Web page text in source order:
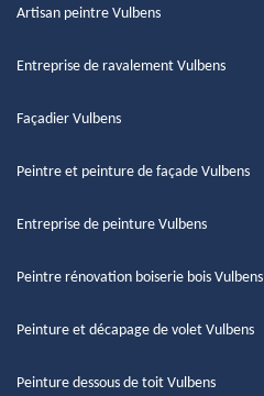
Artisan peintre Vulbens
Entreprise de ravalement Vulbens
Façadier Vulbens
Peintre et peinture de façade Vulbens
Entreprise de peinture Vulbens
Peintre rénovation boiserie bois Vulbens
Peinture et décapage de volet Vulbens
Peinture dessous de toit Vulbens